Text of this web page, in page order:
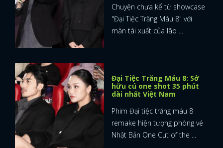
Chuyện chưa kể từ showcase
"Đại Tiệc Trăng Máu 8" với
màn tái xuất của lão ...
Đại Tiệc Trăng Máu 8: Sở
hữu cú one shot 35 phút
dài nhất Việt Nam
Phim Đại tiệc trăng máu 8
remake hiện tượng phòng vé
Nhật Bản One Cut of the ...